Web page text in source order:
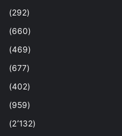
(292)
(660)
(469)
(677)
(402)
(959)
(2٬132)